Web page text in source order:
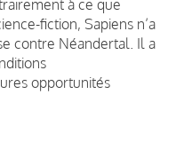
à ce que
fiction, Sapiens n’a
contre Néandertal. Il a
opportunités